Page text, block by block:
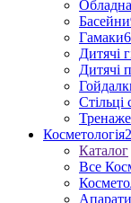
Басейни
Гамаки
Дитячі
Дитячі
Стільці
Косметологія
Каталог
Все
Апарати